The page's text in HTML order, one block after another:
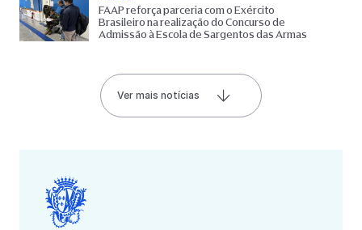
FAAP reforça parceria com o Exército
Brasileiro na realização do Concurso de
Admissão à Escola de Sargentos das Armas
Ver mais notícias